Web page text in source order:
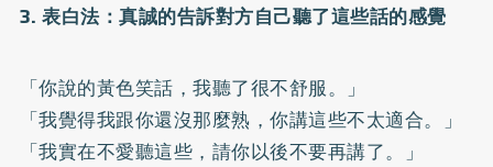
3. 表白法：真誠的告訴對方自己聽了這些話的感覺
「你說的黃色笑話，我聽了很不舒服。」
「我覺得我跟你還沒那麼熟，你講這些不太適合。」
「我實在不愛聽這些，請你以後不要再講了。」